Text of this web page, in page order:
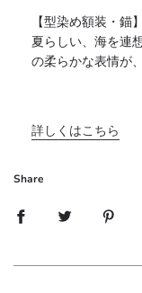
【型染め額装・錨】
夏らしい、海を連
の柔らかな表情が
詳しくはこちら
Share